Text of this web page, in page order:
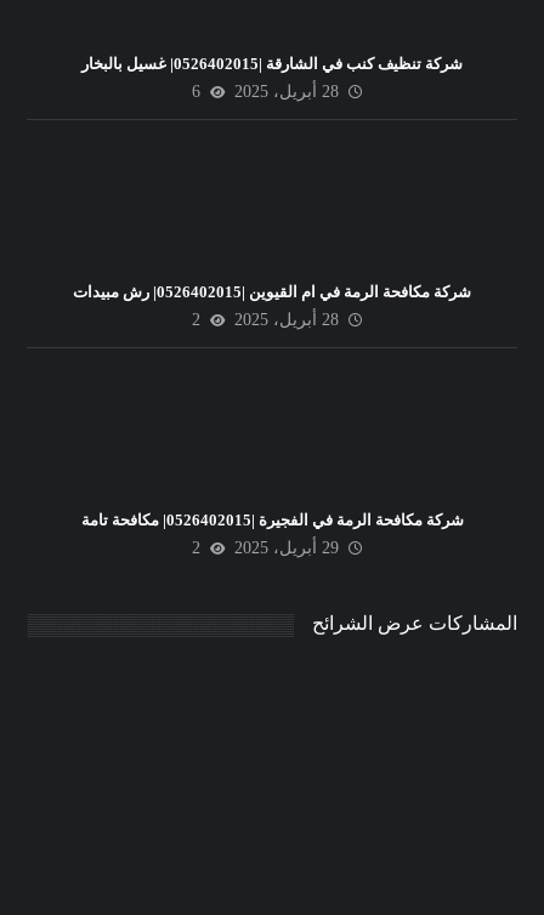
شركة تنظيف كنب في الشارقة |0526402015| غسيل بالبخار
28 أبريل، 2025
6
شركة مكافحة الرمة في ام القيوين |0526402015| رش مبيدات
28 أبريل، 2025
2
شركة مكافحة الرمة في الفجيرة |0526402015| مكافحة تامة
29 أبريل، 2025
2
المشاركات عرض الشرائح